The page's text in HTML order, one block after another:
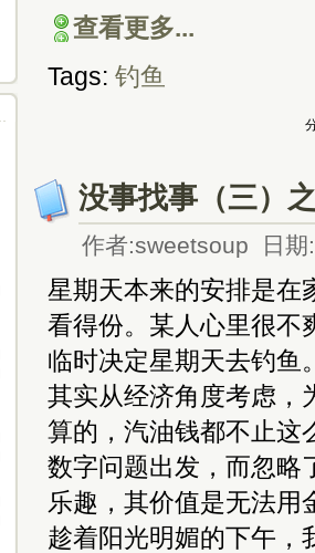
查看更多...
Tags: 钓鱼
没事找事（三）
作者:sweetsoup 日期
星期天本来的安排是在
看得份。某人心里很不
临时决定星期天去钓鱼
其实从经济角度考虑，
算的，汽油钱都不止这
数字问题出发，而忽略
乐趣，其价值是无法用
趁着阳光明媚的下午，